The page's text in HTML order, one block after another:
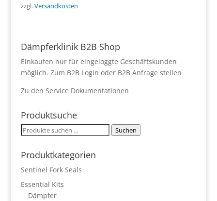
zzgl.Versandkosten
Dämpferklinik B2B Shop
Einkaufen nur für eingeloggte Geschäftskunden
möglich. Zum B2B Login oder B2B Anfrage stellen
Zu den Service Dokumentationen
Produktsuche
Suchen
Suchen
Produktkategorien
Sentinel Fork Seals
Essential Kits
Dämpfer